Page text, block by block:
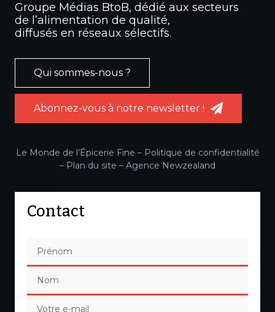
Groupe Médias BtoB, dédié aux secteurs
de l’alimentation de qualité,
diffusés en réseaux sélectifs.
Qui sommes-nous ?
Abonnez-vous à notre newsletter !
Le Monde de l’Épicerie Fine – Politique de confidentialité
– Plan du site – Agence Newzealand
Contact